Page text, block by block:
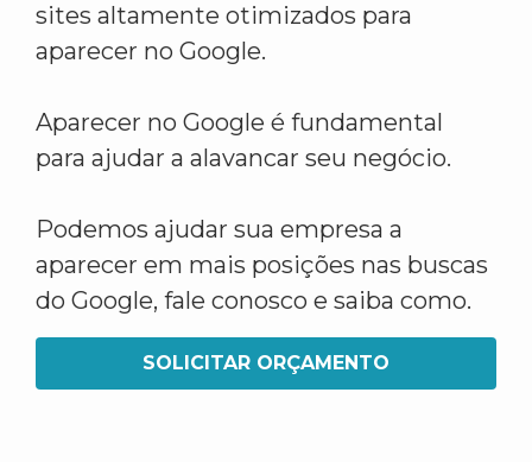
sites altamente otimizados para
aparecer no Google.
Aparecer no Google é fundamental
para ajudar a alavancar seu negócio.
Podemos ajudar sua empresa a
aparecer em mais posições nas buscas
do Google, fale conosco e saiba como.
SOLICITAR ORÇAMENTO